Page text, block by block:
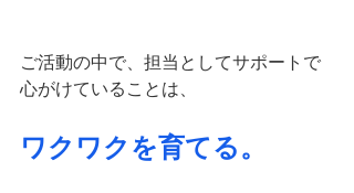
ご活動の中で、担当としてサポートで
心がけていることは、
ワクワクを育てる。